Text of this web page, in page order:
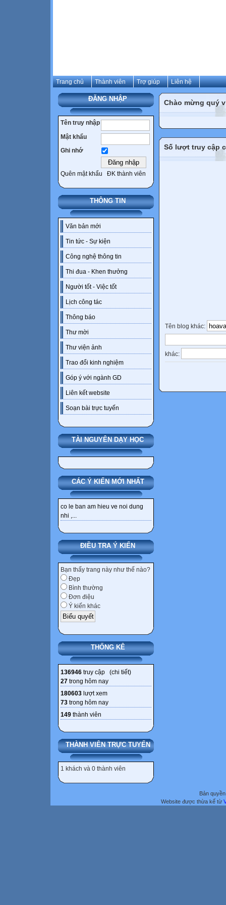
Trang chủ Thành viên Trợ giúp Liên hệ
ĐĂNG NHẬP
Tên truy nhập
Mật khẩu
Ghi nhớ
Quên mật khẩu ĐK thành viên
THÔNG TIN
Văn bản mới
Tin tức - Sự kiện
Công nghệ thông tin
Thi đua - Khen thưởng
Người tốt - Việc tốt
Lịch công tác
Thông báo
Thư mời
Thư viện ảnh
Trao đổi kinh nghiệm
Góp ý với ngành GD
Liên kết website
Soạn bài trực tuyến
TÀI NGUYÊN DẠY HỌC
CÁC Ý KIẾN MỚI NHẤT
co le ban am hieu ve noi dung
nhi ,...
ĐIỀU TRA Ý KIẾN
Bạn thấy trang này như thế nào?
Đẹp
Bình thường
Đơn điệu
Ý kiến khác
THỐNG KÊ
136946 truy cập (chi tiết)
27 trong hôm nay
180603 lượt xem
73 trong hôm nay
149 thành viên
THÀNH VIÊN TRỰC TUYẾN
1 khách và 0 thành viên
Chào mừng quý
Số lượt truy cập
Tên blog khác:
khác:
Bản
Website được thừa kế từ